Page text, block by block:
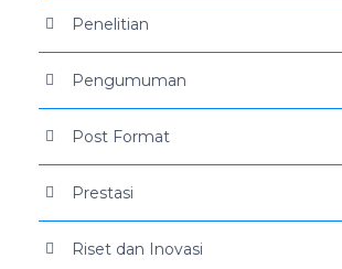
Penelitian
Pengumuman
Post Format
Prestasi
Riset dan Inovasi